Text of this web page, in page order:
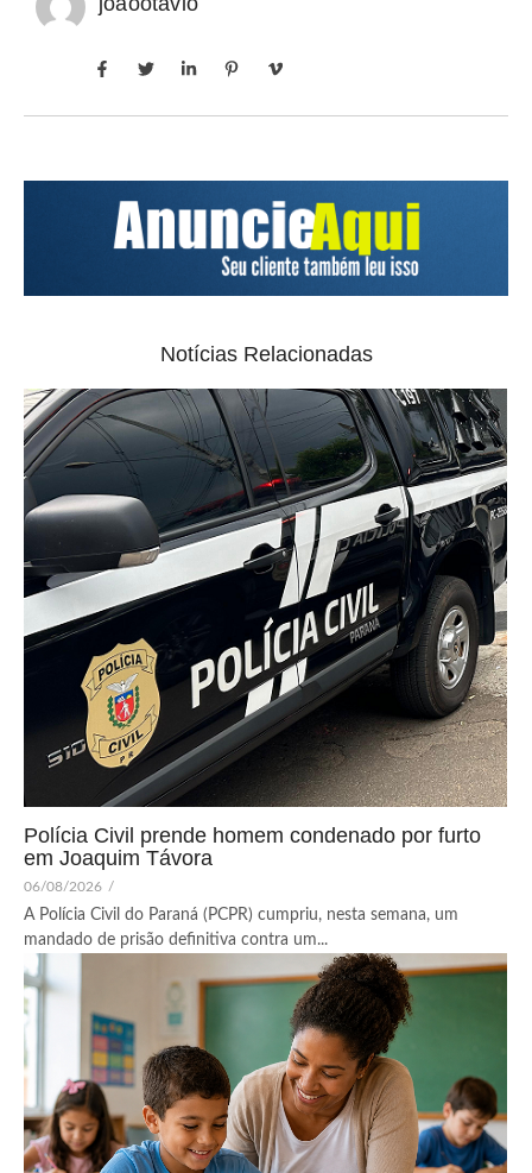
Notícias Relacionadas
Polícia Civil prende homem condenado por furto
em Joaquim Távora
06/08/2026 /
A Polícia Civil do Paraná (PCPR) cumpriu, nesta semana, um
mandado de prisão definitiva contra um...